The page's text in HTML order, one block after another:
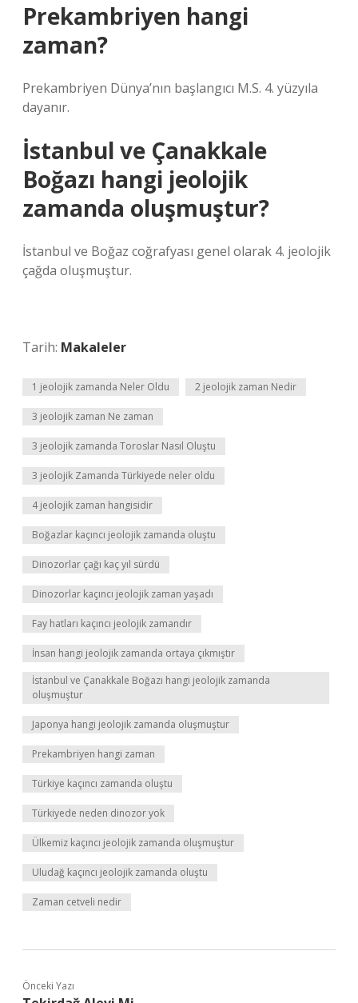
Prekambriyen hangi
zaman?
Prekambriyen Dünya’nın başlangıcı M.S. 4. yüzyıla
dayanır.
İstanbul ve Çanakkale
Boğazı hangi jeolojik
zamanda oluşmuştur?
İstanbul ve Boğaz coğrafyası genel olarak 4. jeolojik
çağda oluşmuştur.
Tarih: Makaleler
1 jeolojik zamanda Neler Oldu 2 jeolojik zaman Nedir
3 jeolojik zaman Ne zaman
3 jeolojik zamanda Toroslar Nasıl Oluştu
3 jeolojik Zamanda Türkiyede neler oldu
4 jeolojik zaman hangisidir
Boğazlar kaçıncı jeolojik zamanda oluştu
Dinozorlar çağı kaç yıl sürdü
Dinozorlar kaçıncı jeolojik zaman yaşadı
Fay hatları kaçıncı jeolojik zamandır
İnsan hangi jeolojik zamanda ortaya çıkmıştır
İstanbul ve Çanakkale Boğazı hangi jeolojik zamanda
oluşmuştur
Japonya hangi jeolojik zamanda oluşmuştur
Prekambriyen hangi zaman
Türkiye kaçıncı zamanda oluştu
Türkiyede neden dinozor yok
Ülkemiz kaçıncı jeolojik zamanda oluşmuştur
Uludağ kaçıncı jeolojik zamanda oluştu
Zaman cetveli nedir
Önceki Yazı